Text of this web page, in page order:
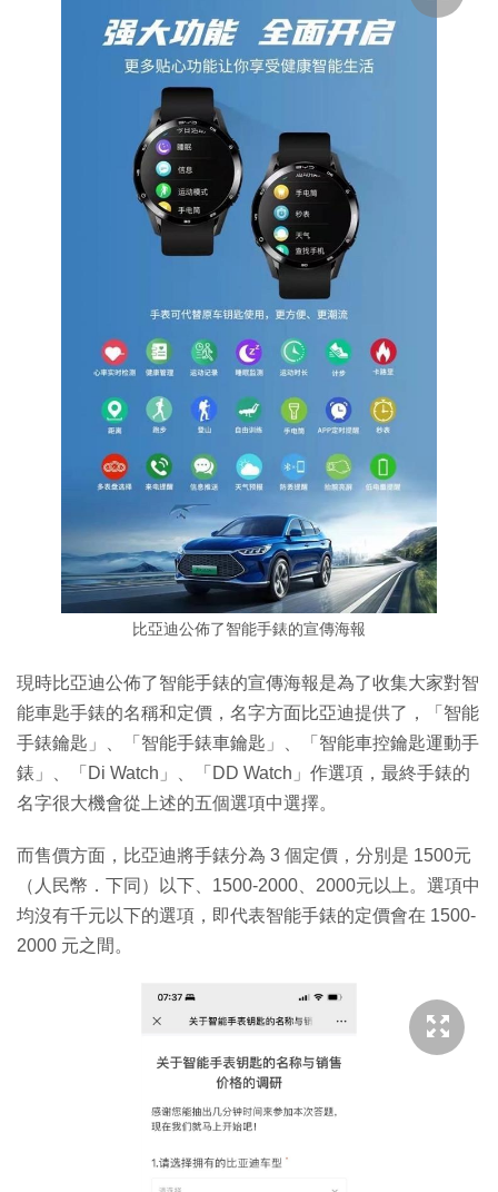
比亞迪公佈了智能手錶的宣傳海報
現時比亞迪公佈了智能手錶的宣傳海報是為了收集大家對智
能車匙手錶的名稱和定價，名字方面比亞迪提供了，「智能
手錶鑰匙」、「智能手錶車鑰匙」、「智能車控鑰匙運動手
錶」、「Di Watch」、「DD Watch」作選項，最終手錶的
名字很大機會從上述的五個選項中選擇。
而售價方面，比亞迪將手錶分為 3 個定價，分別是 1500元
（人民幣．下同）以下、1500-2000、2000元以上。選項中
均沒有千元以下的選項，即代表智能手錶的定價會在 1500-
2000 元之間。